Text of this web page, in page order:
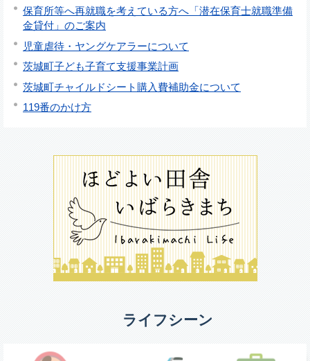
保育所等へ再就職を考えている方へ「潜在保育士就職準備
金貸付」のご案内
児童虐待・ヤングケアラーについて
茨城町子ども子育て支援事業計画
茨城町チャイルドシート購入費補助金について
119番のかけ方
ライフシーン